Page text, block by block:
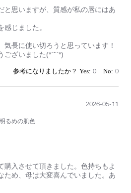
と思いますが、質感が私の唇にはあ
じました。
気長に使い切ろうと思っています！
ざいました(*ˊ˘ˋ*)
0 0
るめの肌色
購入させて頂きました。色持ちもよ
ため、母は大変喜んでいました。あ
2026-05-11